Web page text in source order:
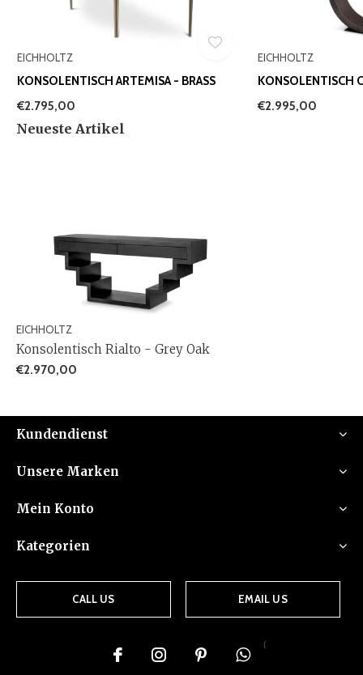
EICHHOLTZ
KONSOLENTISCH ARTEMISA - BRASS
€2.795,00
EICHHOLTZ
KONSOLENTISCH
€2.995,00
Neueste Artikel
EICHHOLTZ
Konsolentisch Rialto - Grey Oak
€2.970,00
Kundendienst
Unsere Marken
Mein Konto
Kategorien
CALL US EMAIL US
{